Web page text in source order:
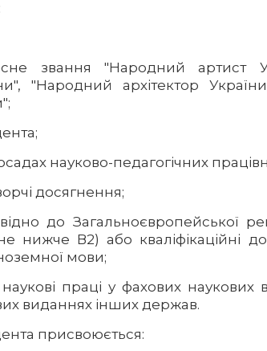
звання "Народний артист
"Народний архітектор
науково-педагогічних
досягнення;
до Загальноєвропейської
нижче В2) або кваліфікаційні
мови;
наукові праці у фахових
виданнях інших держав.
присвоюється: